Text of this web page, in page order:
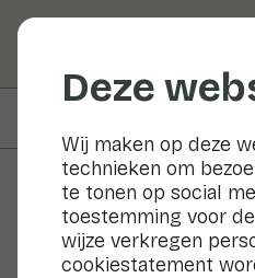
Deze
Wij maken op deze
technieken om
te tonen op social
toestemming voor
wijze verkregen
cookiestatement